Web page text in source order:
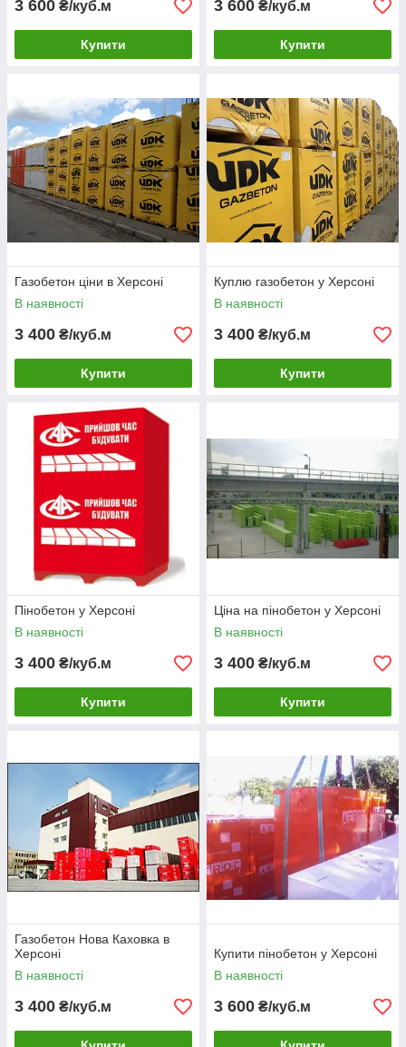
3 600 ₴/куб.м
Купити
3 600 ₴/куб.м
Купити
Газобетон ціни в Херсоні
В наявності
3 400 ₴/куб.м
Купити
Куплю газобетон у Херсоні
В наявності
3 400 ₴/куб.м
Купити
Пінобетон у Херсоні
В наявності
3 400 ₴/куб.м
Купити
Ціна на пінобетон у Херсоні
В наявності
3 400 ₴/куб.м
Купити
Газобетон Нова Каховка в
Херсоні
В наявності
3 400 ₴/куб.м
Купити пінобетон у Херсоні
В наявності
3 600 ₴/куб.м